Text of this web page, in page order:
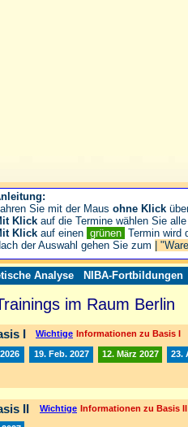
Analyse NIBA-Fortbildungen
im Raum Berlin
I Wichtige Informationen zu Basis I
19. Feb. 2027 12. März 2027 23.
II Wichtige Informationen zu Basis II
Sie mit der Maus ohne Klick
Klick auf die Termine wählen Sie
Klick auf einen grünen Termin wird
der Auswahl gehen Sie zum
|